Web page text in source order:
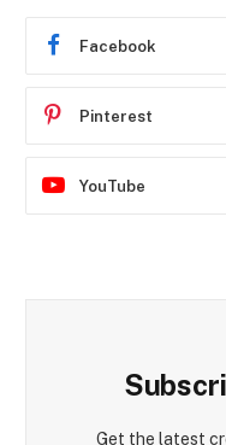
Facebook
Pinterest
YouTube
Get the latest